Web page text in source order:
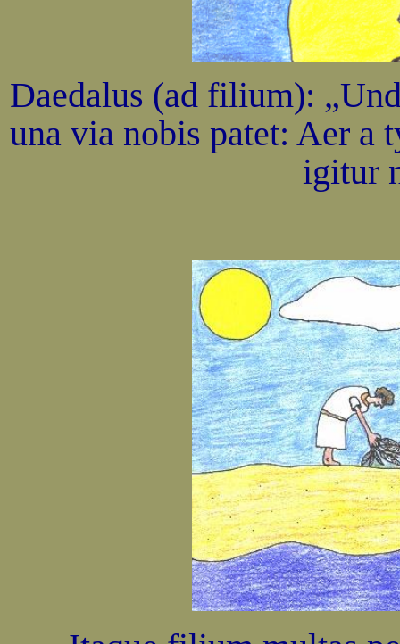
Daedalus (ad filium):
una via nobis patet: Aer a
igitur